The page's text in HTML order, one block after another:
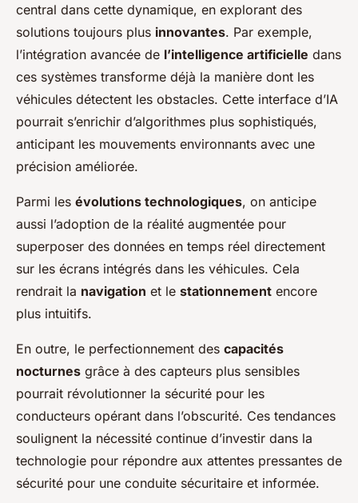
central dans cette dynamique, en explorant des
solutions toujours plus innovantes. Par exemple,
l’intégration avancée de l’intelligence artificielle dans
ces systèmes transforme déjà la manière dont les
véhicules détectent les obstacles. Cette interface d’IA
pourrait s’enrichir d’algorithmes plus sophistiqués,
anticipant les mouvements environnants avec une
précision améliorée.
Parmi les évolutions technologiques, on anticipe
aussi l’adoption de la réalité augmentée pour
superposer des données en temps réel directement
sur les écrans intégrés dans les véhicules. Cela
rendrait la navigation et le stationnement encore
plus intuitifs.
En outre, le perfectionnement des capacités
nocturnes grâce à des capteurs plus sensibles
pourrait révolutionner la sécurité pour les
conducteurs opérant dans l’obscurité. Ces tendances
soulignent la nécessité continue d’investir dans la
technologie pour répondre aux attentes pressantes de
sécurité pour une conduite sécuritaire et informée.